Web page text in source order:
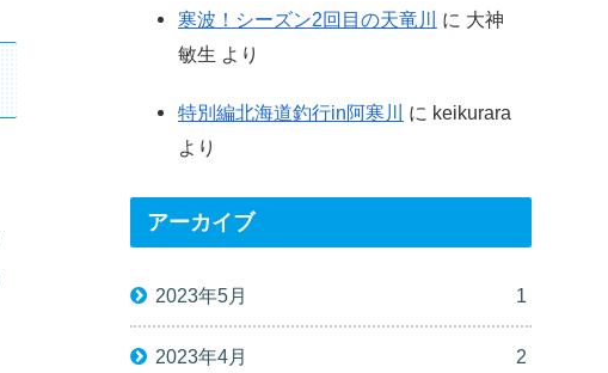
寒波！シーズン2回目の天竜川 に 大神
敏生 より
特別編北海道釣行in阿寒川 に keikurara
より
アーカイブ
2023年5月 1
2023年4月 2